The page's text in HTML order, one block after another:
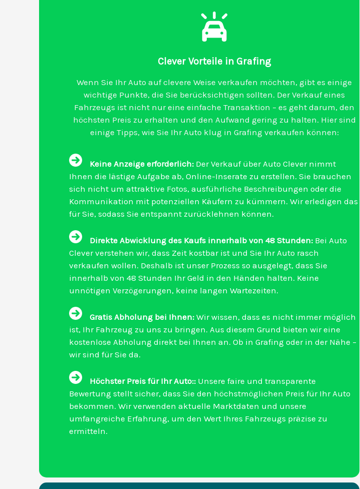
Clever Vorteile in Grafing
Wenn Sie Ihr Auto auf clevere Weise verkaufen möchten, gibt es einige
wichtige Punkte, die Sie berücksichtigen sollten. Der Verkauf eines
Fahrzeugs ist nicht nur eine einfache Transaktion – es geht darum, den
höchsten Preis zu erhalten und den Aufwand gering zu halten. Hier sind
einige Tipps, wie Sie Ihr Auto klug in Grafing verkaufen können:
Keine Anzeige erforderlich: Der Verkauf über Auto Clever nimmt
Ihnen die lästige Aufgabe ab, Online-Inserate zu erstellen. Sie brauchen
sich nicht um attraktive Fotos, ausführliche Beschreibungen oder die
Kommunikation mit potenziellen Käufern zu kümmern. Wir erledigen das
für Sie, sodass Sie entspannt zurücklehnen können.
Direkte Abwicklung des Kaufs innerhalb von 48 Stunden: Bei Auto
Clever verstehen wir, dass Zeit kostbar ist und Sie Ihr Auto rasch
verkaufen wollen. Deshalb ist unser Prozess so ausgelegt, dass Sie
innerhalb von 48 Stunden Ihr Geld in den Händen halten. Keine
unnötigen Verzögerungen, keine langen Wartezeiten.
Gratis Abholung bei Ihnen: Wir wissen, dass es nicht immer möglich
ist, Ihr Fahrzeug zu uns zu bringen. Aus diesem Grund bieten wir eine
kostenlose Abholung direkt bei Ihnen an. Ob in Grafing oder in der Nähe –
wir sind für Sie da.
Höchster Preis für Ihr Auto:: Unsere faire und transparente
Bewertung stellt sicher, dass Sie den höchstmöglichen Preis für Ihr Auto
bekommen. Wir verwenden aktuelle Marktdaten und unsere
umfangreiche Erfahrung, um den Wert Ihres Fahrzeugs präzise zu
ermitteln.